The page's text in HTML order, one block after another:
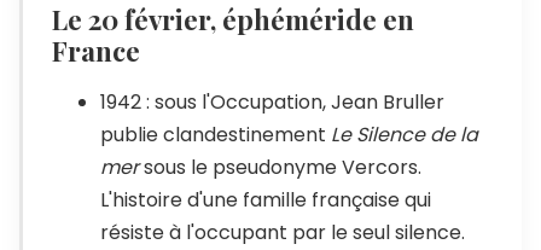
Le 20 février, éphéméride en
France
1942 : sous l'Occupation, Jean Bruller
publie clandestinement Le Silence de la
mersous le pseudonyme Vercors.
L'histoire d'une famille française qui
résiste à l'occupant par le seul silence.